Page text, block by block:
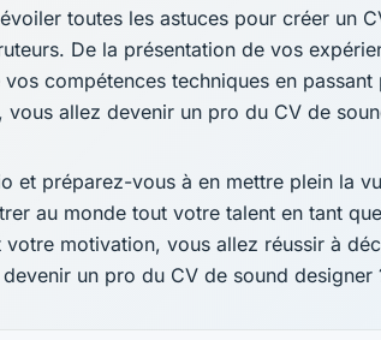
toutes les astuces pour créer un
De la présentation de vos
compétences techniques en passant
allez devenir un pro du CV de
et préparez-vous à en mettre plein la
au monde tout votre talent en tant
votre motivation, vous allez réussir à
un pro du CV de sound designer